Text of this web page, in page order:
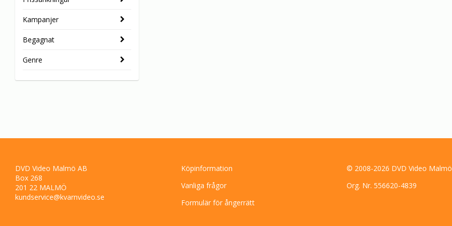
Kampanjer
Begagnat
Genre
DVD Video Malmö AB
Box 268
201 22 MALMÖ
kundservice@kvarnvideo.se
Köpinformation
Vanliga frågor
Formulär för ångerrätt
© 2008-2026 DVD Video
Org. Nr. 556620-4839